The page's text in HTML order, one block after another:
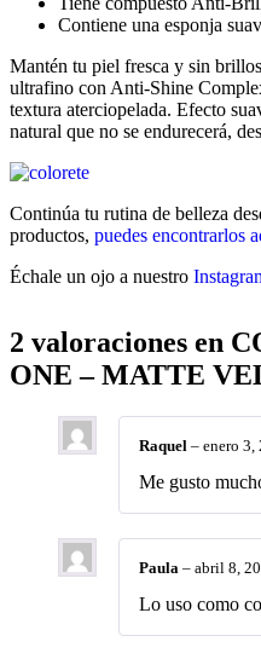
Contiene una esponja
Mantén tu piel fresca y sin
ultrafino con Anti-Shine
textura aterciopelada. Efecto
natural que no se endurecerá,
Continúa tu rutina de belleza
productos, puedes encontrarlos
Échale un ojo a nuestro
2 valoraciones en
ONE – MATTE
Raquel – enero 3,
Me gusto
Paula – abril 8,
Lo uso como